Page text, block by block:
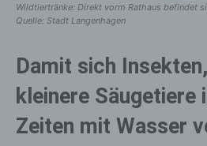
Wildtiertränke: Direkt vorm Rathaus befindet
Quelle: Stadt Langenhagen
Damit sich
kleinere Säugetiere
Zeiten mit Wasser